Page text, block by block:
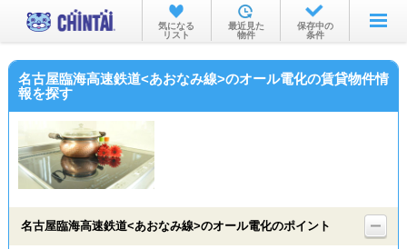
お部屋を探す
沿線・駅から
不動産会社から
気になる
リスト
最近見た
物件
保存中の
条件
名古屋臨海高速鉄道<あおなみ線>のオール電化の賃貸物件情
報を探す
名古屋臨海高速鉄道<あおなみ線>のオール電化のポイント